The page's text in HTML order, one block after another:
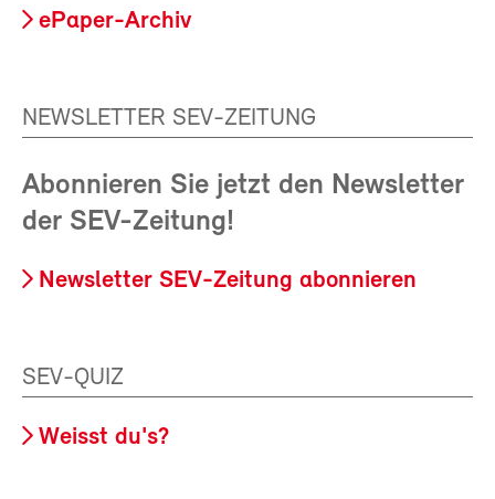
ePaper-Archiv
NEWSLETTER SEV-ZEITUNG
Abonnieren Sie jetzt den Newsletter
der SEV-Zeitung!
Newsletter SEV-Zeitung abonnieren
SEV-QUIZ
Weisst du's?